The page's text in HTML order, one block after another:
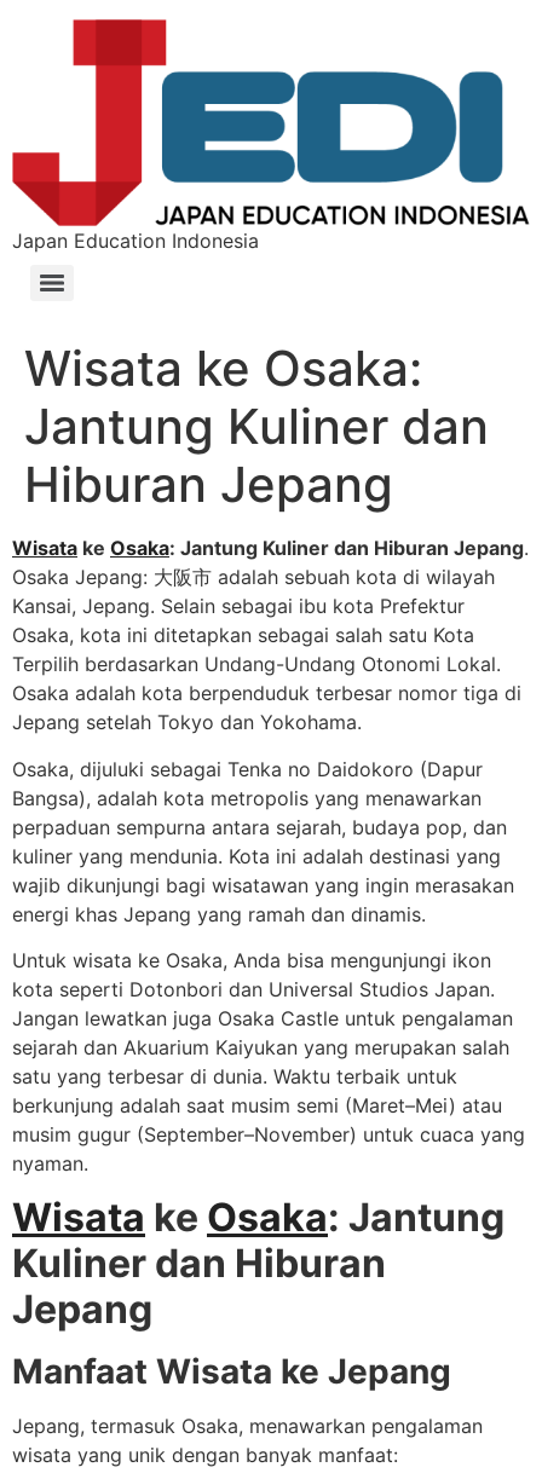
Japan Education Indonesia
Wisata ke Osaka:
Jantung Kuliner dan
Hiburan Jepang
Wisata ke Osaka: Jantung Kuliner dan Hiburan Jepang.
Osaka Jepang: 大阪市 adalah sebuah kota di wilayah
Kansai, Jepang. Selain sebagai ibu kota Prefektur
Osaka, kota ini ditetapkan sebagai salah satu Kota
Terpilih berdasarkan Undang-Undang Otonomi Lokal.
Osaka adalah kota berpenduduk terbesar nomor tiga di
Jepang setelah Tokyo dan Yokohama.
Osaka, dijuluki sebagai Tenka no Daidokoro (Dapur
Bangsa), adalah kota metropolis yang menawarkan
perpaduan sempurna antara sejarah, budaya pop, dan
kuliner yang mendunia. Kota ini adalah destinasi yang
wajib dikunjungi bagi wisatawan yang ingin merasakan
energi khas Jepang yang ramah dan dinamis.
Untuk wisata ke Osaka, Anda bisa mengunjungi ikon
kota seperti Dotonbori dan Universal Studios Japan.
Jangan lewatkan juga Osaka Castle untuk pengalaman
sejarah dan Akuarium Kaiyukan yang merupakan salah
satu yang terbesar di dunia. Waktu terbaik untuk
berkunjung adalah saat musim semi (Maret–Mei) atau
musim gugur (September–November) untuk cuaca yang
nyaman.
Wisata ke Osaka: Jantung
Kuliner dan Hiburan
Jepang
Manfaat Wisata ke Jepang
Jepang, termasuk Osaka, menawarkan pengalaman
wisata yang unik dengan banyak manfaat: